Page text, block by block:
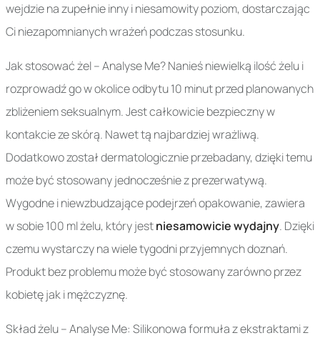
wejdzie na zupełnie inny i niesamowity poziom, dostarczając
Ci niezapomnianych wrażeń podczas stosunku.
Jak stosować żel – Analyse Me? Nanieś niewielką ilość żelu i
rozprowadź go w okolice odbytu 10 minut przed planowanych
zbliżeniem seksualnym. Jest całkowicie bezpieczny w
kontakcie ze skórą. Nawet tą najbardziej wrażliwą.
Dodatkowo został dermatologicznie przebadany, dzięki temu
może być stosowany jednocześnie z prezerwatywą.
Wygodne i niewzbudzające podejrzeń opakowanie, zawiera
w sobie 100 ml żelu, który jestniesamowicie wydajny. Dzięki
czemu wystarczy na wiele tygodni przyjemnych doznań.
Produkt bez problemu może być stosowany zarówno przez
kobietę jak i mężczyznę.
Skład żelu – Analyse Me: Silikonowa formuła z ekstraktami z